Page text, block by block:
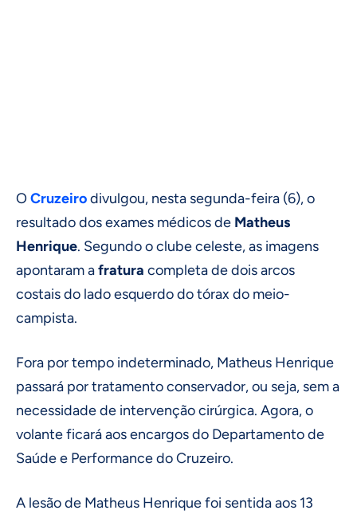
OCruzeirodivulgou, nesta segunda-feira (6), o
resultado dos exames médicos de Matheus
Henrique. Segundo o clube celeste, as imagens
apontaram afratura completa de dois arcos
costais do lado esquerdo do tórax do meio-
campista.
Fora por tempo indeterminado, Matheus Henrique
passará por tratamento conservador, ou seja, sem a
necessidade de intervenção cirúrgica. Agora, o
volante ficará aos encargos do Departamento de
Saúde e Performance do Cruzeiro.
A lesão de Matheus Henrique foi sentida aos 13